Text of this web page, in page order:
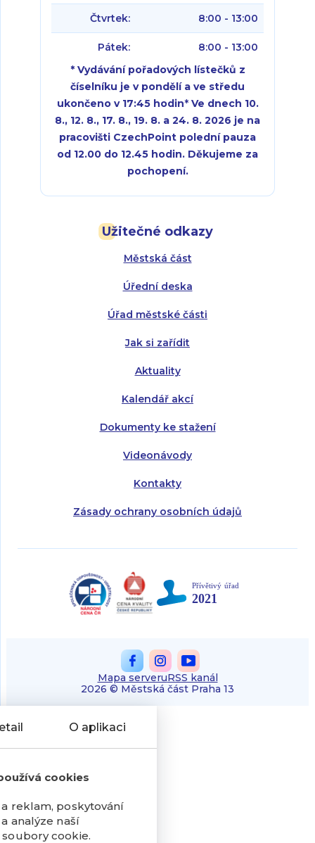
Užitečné odkazy
Městská část
Úřední deska
Úřad městské části
Jak si zařídit
Aktuality
Kalendář akcí
Dokumenty ke stažení
Videonávody
Kontakty
Zásady ochrany osobních údajů
Čtvrtek: 8:00 - 13:00
Pátek:
8:00 - 13:00
* Vydávání pořadových lístečků z
číselníku je v pondělí a ve středu
ukončeno v 17:45 hodin* Ve dnech 10.
8., 12. 8., 17. 8., 19. 8. a 24. 8. 2026 je na
pracovišti CzechPoint polední pauza
od 12.00 do 12.45 hodin. Děkujeme za
pochopení.
Úterý: 8:00 - 16:00
Úterý: 8:00 - 13:00
2026 © Městská část Praha 13
Mapa serveruRSS kanál